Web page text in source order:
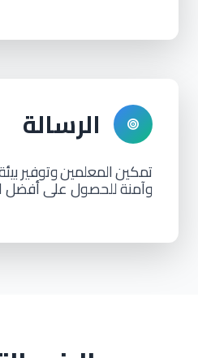
الرسالة
تمكينالمعلمينوتوفيربيئة
وآمنة للحصول على أفضل